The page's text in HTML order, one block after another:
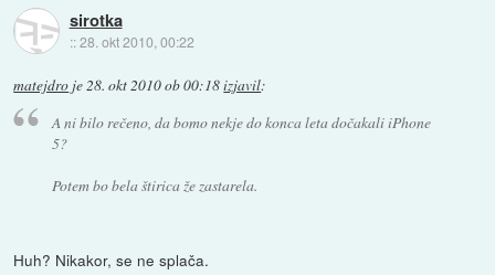
sirotka
::28. okt 2010, 00:22
matejdro je28. okt 2010 ob 00:18izjavil:
A ni bilo rečeno, da bomo nekje do konca leta dočakali iPhone
5?
Potem bo bela štirica že zastarela.
Huh? Nikakor, se ne splača.